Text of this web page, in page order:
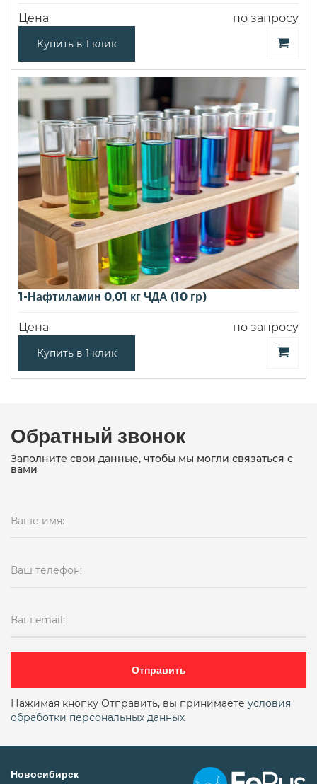
Цена по запросу
Купить в 1 клик
1-Нафтиламин 0,01 кг ЧДА (10 гр)
Цена по запросу
Купить в 1 клик
Обратный звонок
Заполните свои данные, чтобы мы могли связаться с
вами
Ваше имя:
Ваш телефон:
Ваш email:
Отправить
Нажимая кнопку Отправить, вы принимаете условия
обработки персональных данных
Новосибирск